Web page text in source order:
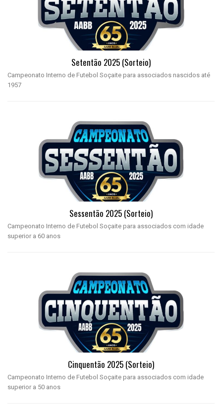
Setentão 2025 (sorteio)
Campeonato Interno de Futebol Soçaite para associados nascidos até
1957
Sessentão 2025 (Sorteio)
Campeonato Interno de Futebol Soçaite para associados com idade
superior a 60 anos
Cinquentão 2025 (sorteio)
Campeonato Interno de Futebol Soçaite para associados com idade
superior a 50 anos